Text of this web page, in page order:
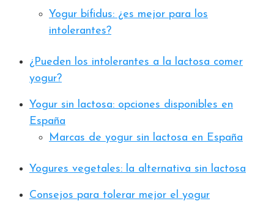
Yogur bífidus: ¿es mejor para los
intolerantes?
¿Pueden los intolerantes a la lactosa comer
yogur?
Yogur sin lactosa: opciones disponibles en
España
Marcas de yogur sin lactosa en España
Yogures vegetales: la alternativa sin lactosa
Consejos para tolerar mejor el yogur